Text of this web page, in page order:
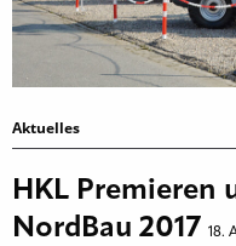
Aktuelles
HKL Premieren
NordBau 2017 18.